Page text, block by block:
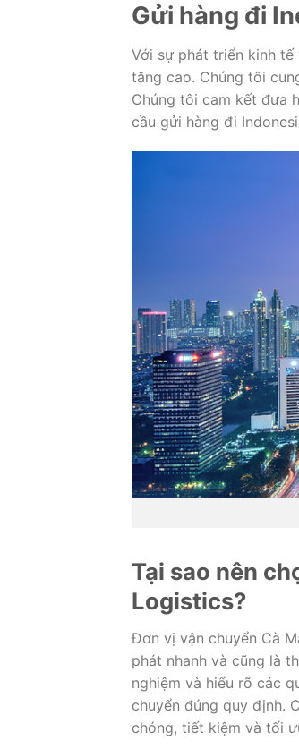
Gửi hàng đi
Với sự phát triển kinh
tăng cao. Chúng tôi
Chúng tôi cam kết đưa
cầu gửi hàng đi
Tại sao nên
Logistics?
Đơn vị vận chuyển Cà
phát nhanh và cũng là
nghiệm và hiểu rõ các
chuyển đúng quy định.
chóng, tiết kiệm và tối